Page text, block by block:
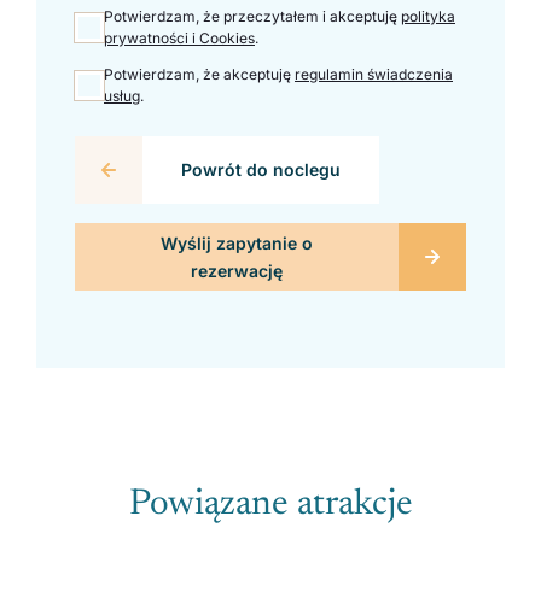
Potwierdzam, że przeczytałem i akceptuję polityka
prywatności i Cookies.
Potwierdzam, że akceptuję regulamin świadczenia
usług.
Powrót do noclegu
Powiązane atrakcje